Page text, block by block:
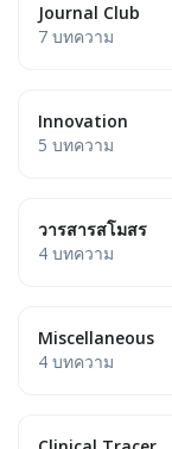
Journal Club
7 บทความ
Innovation
5 บทความ
วารสารสโมสร
4 บทความ
Miscellaneous
4 บทความ